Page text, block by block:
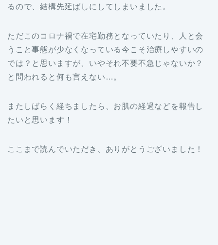
るので、結構先延ばしにしてしまいました。
ただこのコロナ禍で在宅勤務となっていたり、人と会
うこと事態が少なくなっている今こそ治療しやすいの
では？と思いますが、いやそれ不要不急じゃないか？
と問われると何も言えない…。
またしばらく経ちましたら、お肌の経過などを報告し
たいと思います！
ここまで読んでいただき、ありがとうございました！